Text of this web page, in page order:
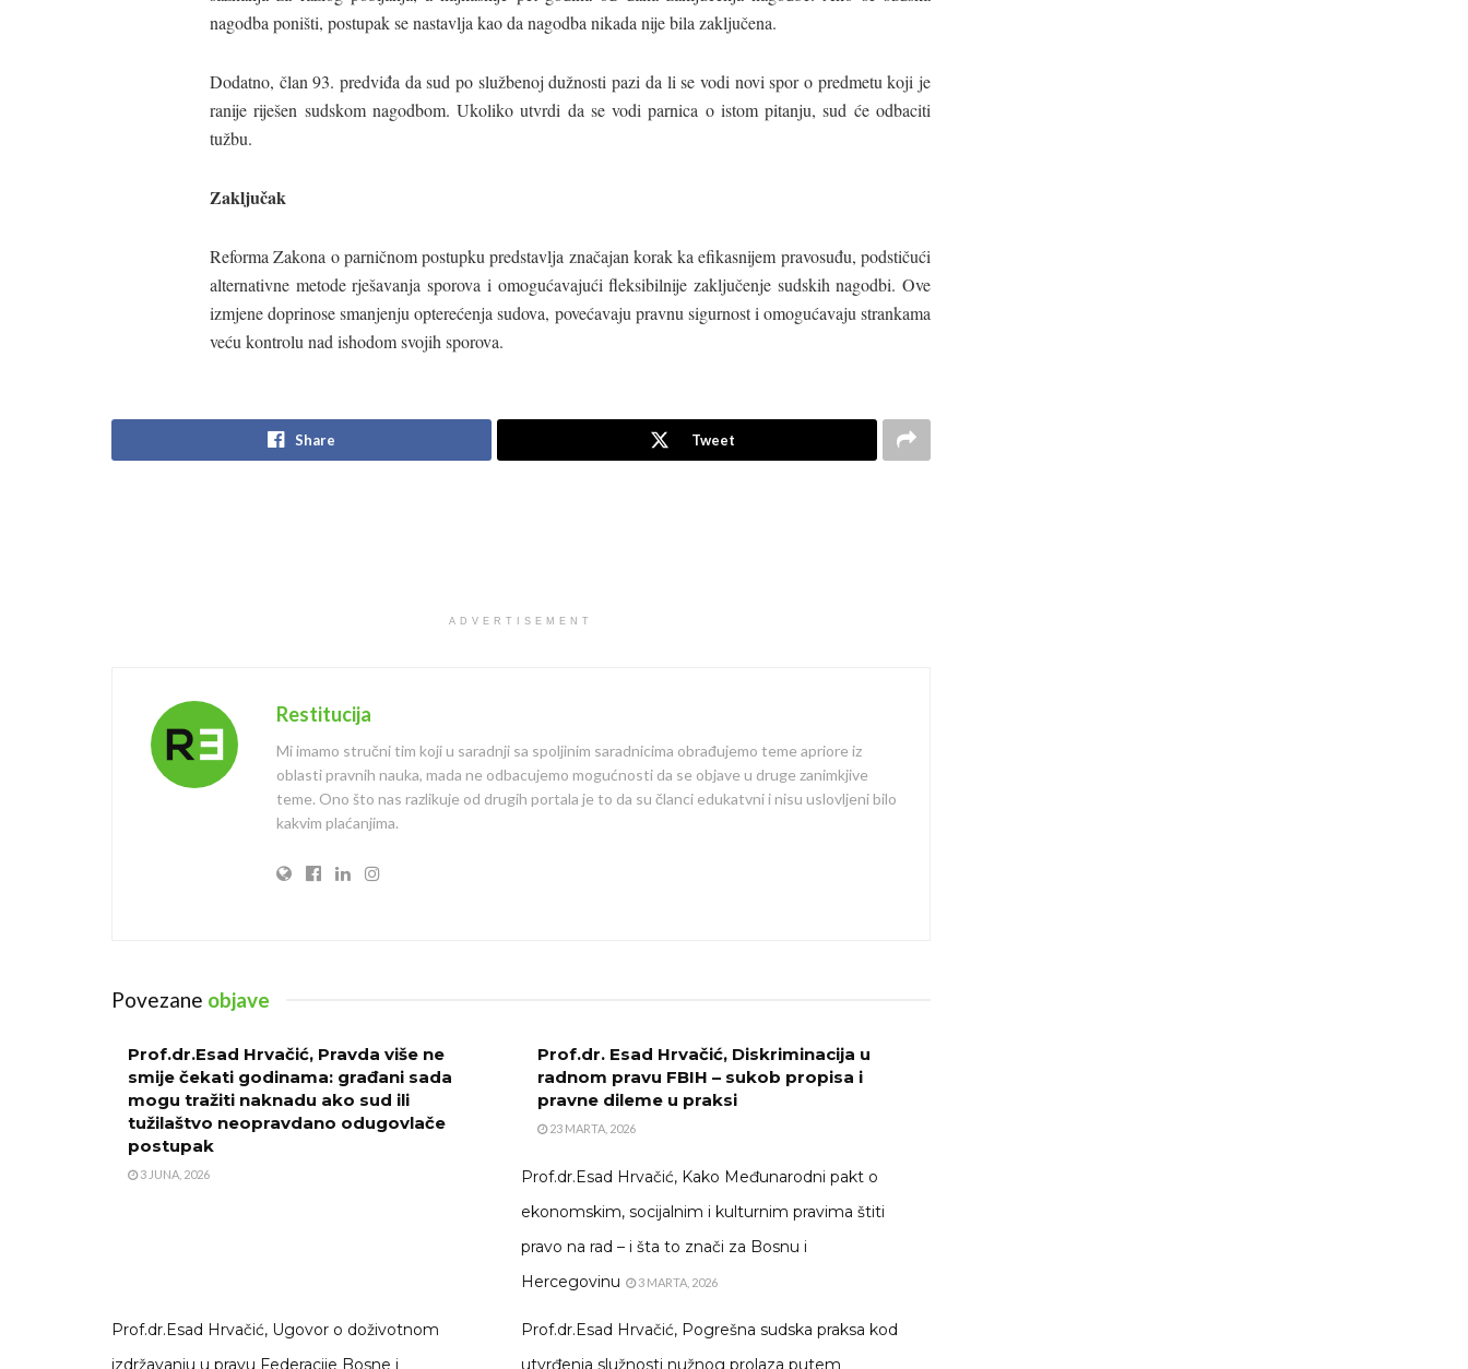
nagodba poništi, postupak se nastavlja kao da nagodba nikada nije bila zaključena.
Dodatno, član 93. predviđa da sud po službenoj dužnosti pazi da li se vodi novi spor o predmetu koji je
ranije riješen sudskom nagodbom. Ukoliko utvrdi da se vodi parnica o istom pitanju, sud će odbaciti
tužbu.
Zaključak
Reforma Zakona o parničnom postupku predstavlja značajan korak ka efikasnijem pravosuđu, podstičući
alternativne metode rješavanja sporova i omogućavajući fleksibilnije zaključenje sudskih nagodbi. Ove
izmjene doprinose smanjenju opterećenja sudova, povećavaju pravnu sigurnost i omogućavaju strankama
veću kontrolu nad ishodom svojih sporova.
Share Tweet
ADVERTISEMENT
Restitucija
Mi imamo stručni tim koji u saradnji sa spoljinim saradnicima obrađujemo teme apriore iz
oblasti pravnih nauka, mada ne odbacujemo mogućnosti da se objave u druge zanimkjive
teme. Ono što nas razlikuje od drugih portala je to da su članci edukatvni i nisu uslovljeni bilo
kakvim plaćanjima.
Povezane objave
Prof.dr.Esad Hrvačić, Pravda više ne
smije čekati godinama: građani sada
mogu tražiti naknadu ako sud ili
tužilaštvo neopravdano odugovlače
postupak
3 JUNA, 2026
Prof.dr. Esad Hrvačić, Diskriminacija u
radnom pravu FBIH – sukob propisa i
pravne dileme u praksi
23 MARTA, 2026
Prof.dr.Esad Hrvačić, Kako Međunarodni pakt o
ekonomskim, socijalnim i kulturnim pravima štiti
pravo na rad – i šta to znači za Bosnu i
Hercegovinu
3 MARTA, 2026
Prof.dr.Esad Hrvačić, Ugovor o doživotnom
izdržavanju u pravu Federacije Bosne i
Prof.dr.Esad Hrvačić, Pogrešna sudska praksa kod
utvrđenja služnosti nužnog prolaza putem